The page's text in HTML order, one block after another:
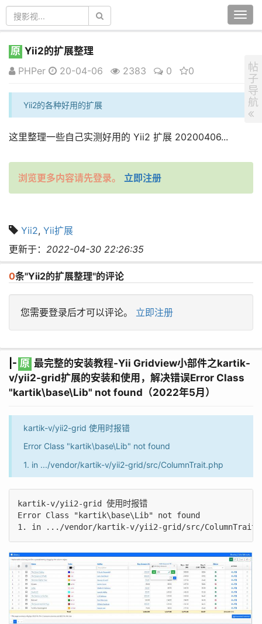
原 Yii2的扩展整理
PHPer
20-04-06 2383 0 0
Yii2的各种好用的扩展
这里整理一些自己实测好用的 Yii2 扩展 20200406...
浏览更多内容请先登录。 立即注册
Yii2, Yii扩展
更新于： 2022-04-30 22:26:35
0条"Yii2的扩展整理"的评论
您需要登录后才可以评论。 立即注册
|- 原 最完整的安装教程-Yii Gridview小部件之kartik-
v/yii2-grid扩展的安装和使用，解决错误Error Class
"kartik\base\Lib" not found（2022年5月）
kartik-v/yii2-grid 使用时报错
Error Class "kartik\base\Lib" not found
1. in .../vendor/kartik-v/yii2-grid/src/ColumnTrait.php
kartik-v/yii2-grid 使用时报错
Error Class "kartik\base\Lib" not found
帖
子
导
航